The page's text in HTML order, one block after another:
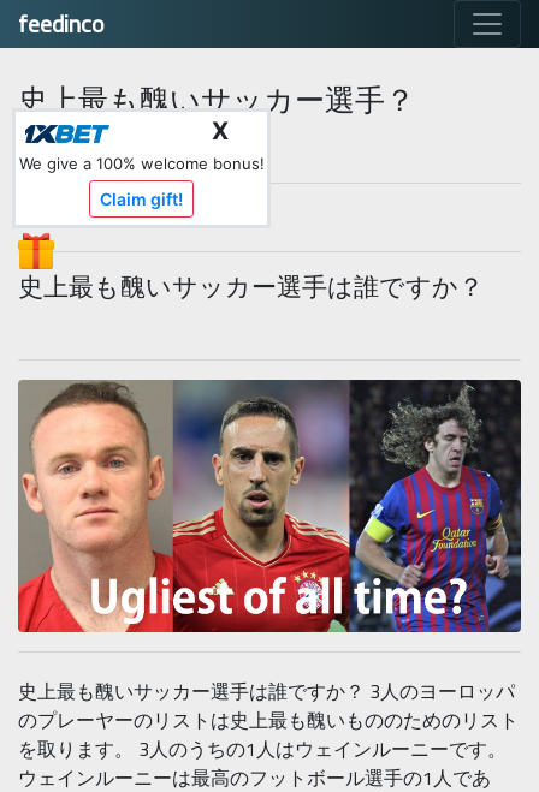
feedinco
史上最も醜いサッカー選手？
によって
ポストする 20th March
史上最も醜いサッカー選手は誰ですか？
史上最も醜いサッカー選手は誰ですか？ 3人のヨーロッパ
のプレーヤーのリストは史上最も醜いもののためのリスト
を取ります。 3人のうちの1人はウェインルーニーです。
ウェインルーニーは最高のフットボール選手の1人であ
X
We give a 100% welcome bonus!
Claim gift!